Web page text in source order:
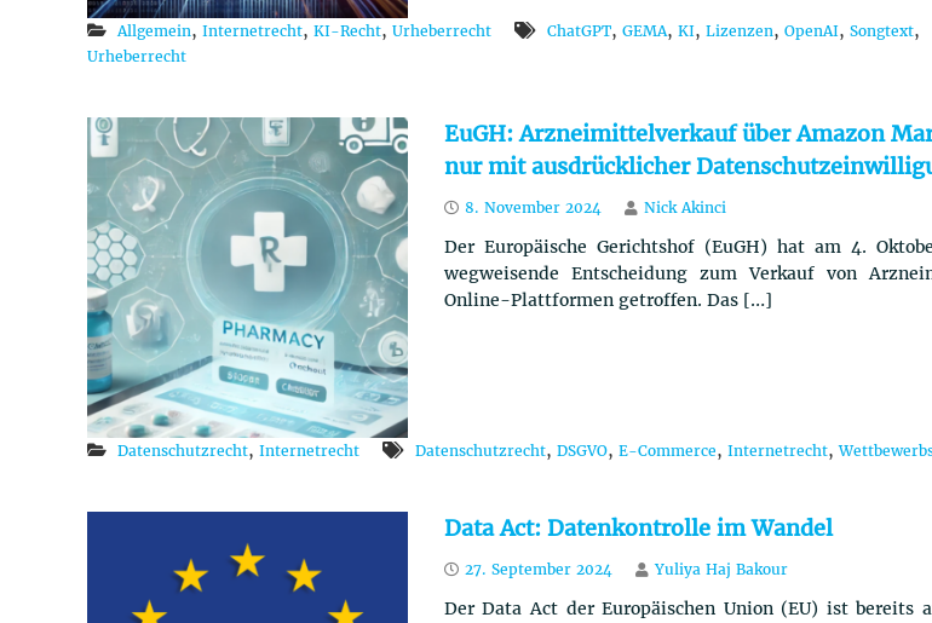
z
h
Allgemein, Internetrecht, KI-Recht, Urheberrecht ChatGPT, GEMA, KI, Lizenzen, OpenAI, Songtext,
Urheberrecht
EuGH: Arzneimittelverkauf über Amazon
nur mit ausdrücklicher
8. November 2024 Nick Akinci
Der Europäische Gerichtshof (EuGH) hat am 4.
wegweisende Entscheidung zum Verkauf von
Online-Plattformen getroffen. Das […]
Datenschutzrecht, Internetrecht Datenschutzrecht, DSGVO, E-Commerce, Internetrecht,
Data Act: Datenkontrolle im Wandel
27. September 2024 Yuliya Haj Bakour
Der Data Act der Europäischen Union (EU) ist bereits